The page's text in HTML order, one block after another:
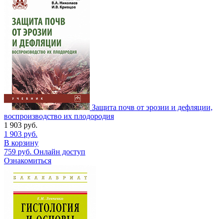
Защита почв от эрозии и дефляции,
воспроизводство их плодородия
1 903 руб.
1 903 руб.
В корзину
759 руб. Онлайн доступ
Ознакомиться